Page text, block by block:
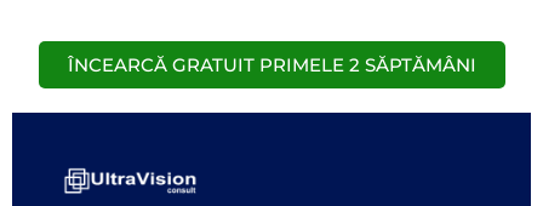
ÎNCEARCĂ GRATUIT PRIMELE 2 SĂPTĂMÂNI